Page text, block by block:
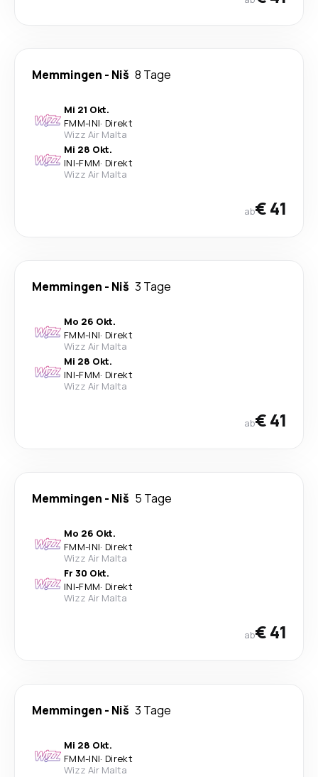
Memmingen - Niš 8 Tage
Mi 21 Okt.
FMM-INI· Direkt
Wizz Air Malta
Mi 28 Okt.
INI-FMM· Direkt
Wizz Air Malta
ab€ 41
Memmingen - Niš 3 Tage
Mo 26 Okt.
FMM-INI· Direkt
Wizz Air Malta
Mi 28 Okt.
INI-FMM· Direkt
Wizz Air Malta
ab€ 41
Memmingen - Niš 5 Tage
Mo 26 Okt.
FMM-INI· Direkt
Wizz Air Malta
Fr 30 Okt.
INI-FMM· Direkt
Wizz Air Malta
ab€ 41
Memmingen - Niš 3 Tage
Mi 28 Okt.
FMM-INI· Direkt
Wizz Air Malta